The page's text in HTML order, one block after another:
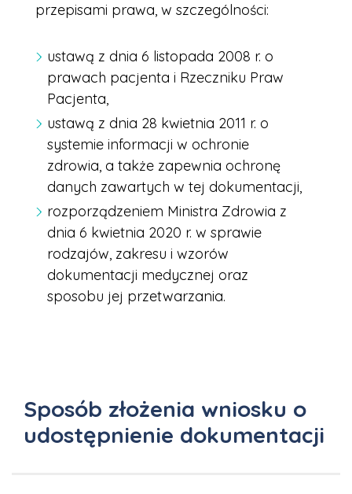
przepisami prawa, w szczególności:
ustawą z dnia 6 listopada 2008 r. o
prawach pacjenta i Rzeczniku Praw
Pacjenta,
ustawą z dnia 28 kwietnia 2011 r. o
systemie informacji w ochronie
zdrowia, a także zapewnia ochronę
danych zawartych w tej dokumentacji,
rozporządzeniem Ministra Zdrowia z
dnia 6 kwietnia 2020 r. w sprawie
rodzajów, zakresu i wzorów
dokumentacji medycznej oraz
sposobu jej przetwarzania.
Sposób złożenia wniosku o
udostępnienie dokumentacji